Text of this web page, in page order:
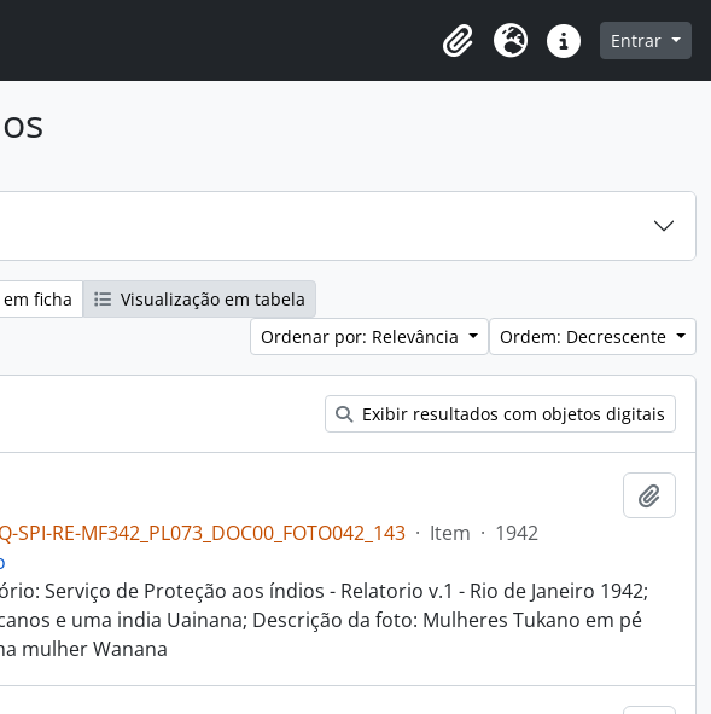
Área de Transferência
Idioma Atalhos Entrar
ficha
Visualização em tabela
Ordenar por: Relevância
Ordem: Decrescente
Exibir resultados com objetos digitais
SPI-RE-MF342_PL073_DOC00_FOTO042_143 · Item · 1942
Serviço de Proteção aos índios - Relatorio v.1 - Rio de Janeiro 1942;
e uma india Uainana; Descrição da foto: Mulheres Tukano em pé
mulher Wanana